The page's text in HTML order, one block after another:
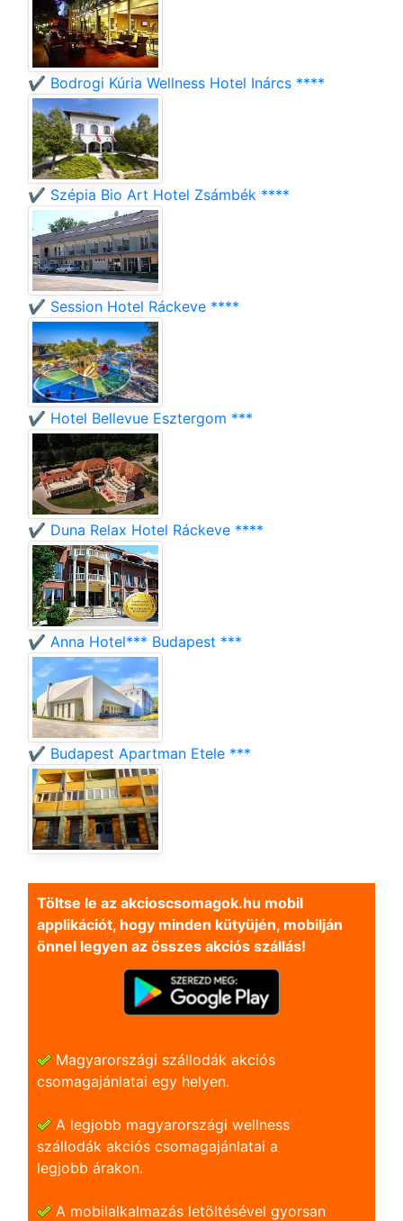
✔️ Bodrogi Kúria Wellness Hotel Inárcs ****
✔️ Szépia Bio Art Hotel Zsámbék ****
✔️ Session Hotel Ráckeve ****
✔️ Hotel Bellevue Esztergom ***
✔️ Duna Relax Hotel Ráckeve ****
✔️ Anna Hotel*** Budapest ***
✔️ Budapest Apartman Etele ***
Töltse le az akcioscsomagok.hu mobil
applikációt, hogy minden kütyüjén, mobilján
önnel legyen az összes akciós szállás!
Magyarországi szállodák akciós
csomagajánlatai egy helyen.
A legjobb magyarországi wellness
szállodák akciós csomagajánlatai a
legjobb árakon.
A mobilalkalmazás letöltésével gyorsan